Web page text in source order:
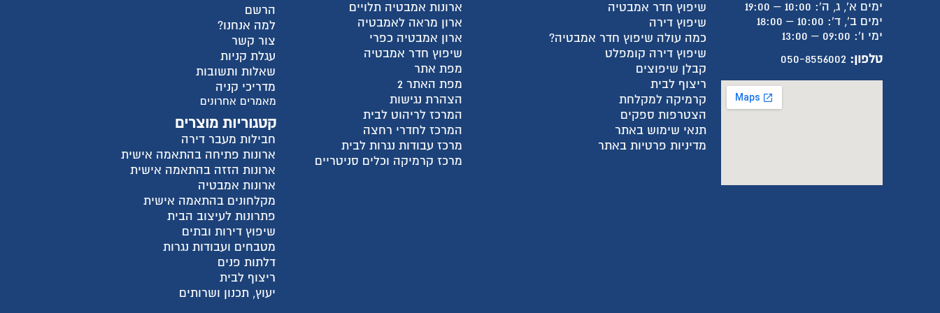
ימים א', ג, ה': 10:00 – 19:00
ימים ב', ד': 10:00 – 18:00
ימי ו': 09:00 – 13:00
טלפון: 050-8556002
שיפוץ חדר אמבטיה
שיפוץ דירה
כמה עולה שיפוץ חדר אמבטיה?
שיפוץ דירה קומפלט
קבלן שיפוצים
ריצוף לבית
קרמיקה למקלחת
הצטרפות ספקים
תנאי שימוש באתר
מדיניות פרטיות באתר
ארונות אמבטיה תלויים
ארון מראה לאמבטיה
ארון אמבטיה כפרי
שיפוץ חדר אמבטיה
מפת אתר
מפת האתר 2
הצהרת נגישות
המרכז לריהוט לבית
המרכז לחדרי רחצה
מרכז עבודות נגרות לבית
מרכז קרמיקה וכלים סניטריים
הרשם
למה אנחנו?
צור קשר
עגלת קניות
שאלות ותשובות
מדריכי קניה
מאמרים אחרונים
קטגוריות מוצרים
חבילות מעבר דירה
ארונות פתיחה בהתאמה אישית
ארונות הזזה בהתאמה אישית
ארונות אמבטיה
מקלחונים בהתאמה אישית
פתרונות לעיצוב הבית
שיפוץ דירות ובתים
מטבחים ועבודות נגרות
דלתות פנים
ריצוף לבית
יעוץ, תכנון ושרותים